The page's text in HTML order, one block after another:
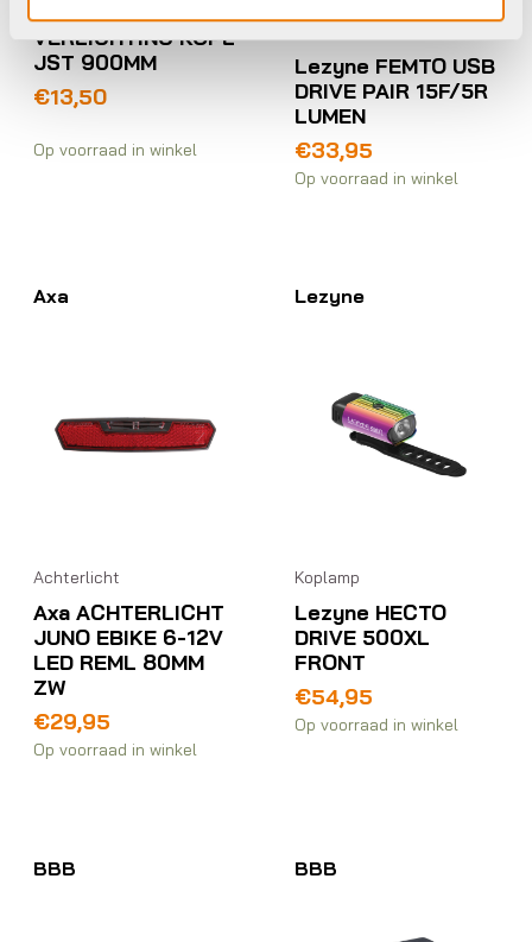
VERLICHTING KOPL
JST 900MM
€13,50
Op voorraad in winkel
Lezyne FEMTO USB
DRIVE PAIR 15F/5R
LUMEN
€33,95
Op voorraad in winkel
Axa
Achterlicht
Axa ACHTERLICHT
JUNO EBIKE 6-12V
LED REML 80MM
ZW
€29,95
Op voorraad in winkel
Lezyne
Koplamp
Lezyne HECTO
DRIVE 500XL
FRONT
€54,95
Op voorraad in winkel
BBB BBB